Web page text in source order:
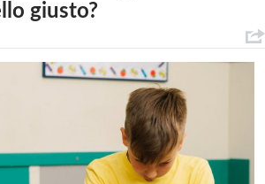
giusto?